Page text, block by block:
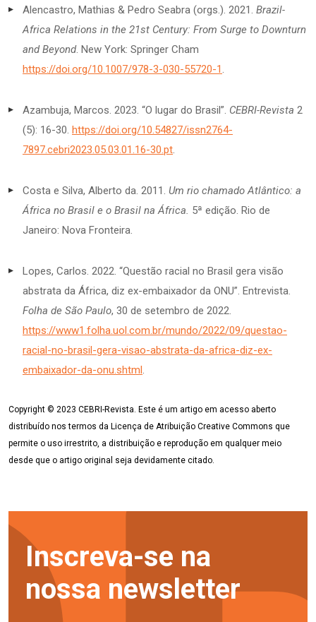
Alencastro, Mathias & Pedro Seabra (orgs.). 2021. Brazil-
Africa Relations in the 21st Century: From Surge to Downturn
and Beyond. New York: Springer Cham
https://doi.org/10.1007/978-3-030-55720-1 .
Azambuja, Marcos. 2023. “O lugar do Brasil”. CEBRI-Revista 2
(5): 16-30. https://doi.org/10.54827/issn2764-
7897.cebri2023.05.03.01.16-30.pt.
Costa e Silva, Alberto da. 2011. Um rio chamado Atlântico: a
África no Brasil e o Brasil na África. 5ª edição. Rio de
Janeiro: Nova Fronteira.
Lopes, Carlos. 2022. “Questão racial no Brasil gera visão
abstrata da África, diz ex-embaixador da ONU”. Entrevista.
Folha de São Paulo, 30 de setembro de 2022.
https://www1.folha.uol.com.br/mundo/2022/09/questao-
racial-no-brasil-gera-visao-abstrata-da-africa-diz-ex-
embaixador-da-onu.shtml.
Copyright © 2023 CEBRI-Revista. Este é um artigo em acesso aberto
distribuído nos termos da Licença de Atribuição Creative Commons que
permite o uso irrestrito, a distribuição e reprodução em qualquer meio
desde que o artigo original seja devidamente citado.
Inscreva-se na
nossa newsletter